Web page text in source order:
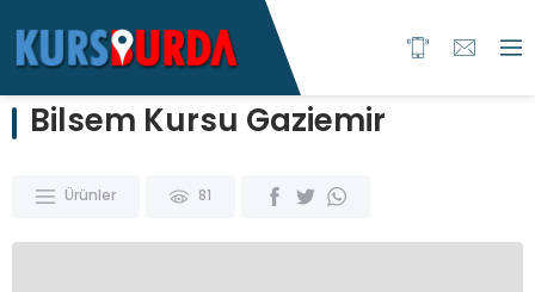
Bilsem Kursu Gaziemir
Ürünler 81